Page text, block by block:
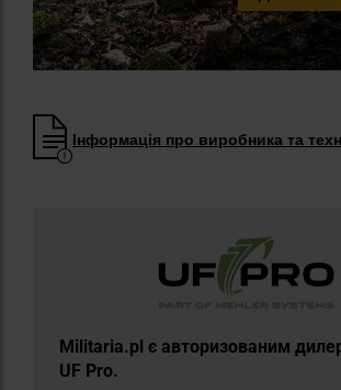
Інформація про виробника та
Militaria.pl є авторизованим
UF Pro.